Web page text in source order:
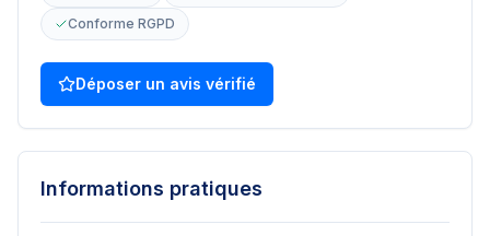
Conforme RGPD
Déposer un avis vérifié
Informations pratiques